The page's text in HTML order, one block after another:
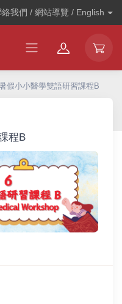
我們 / 網站導覽 / English
假小小醫學雙語研習課程B
程B